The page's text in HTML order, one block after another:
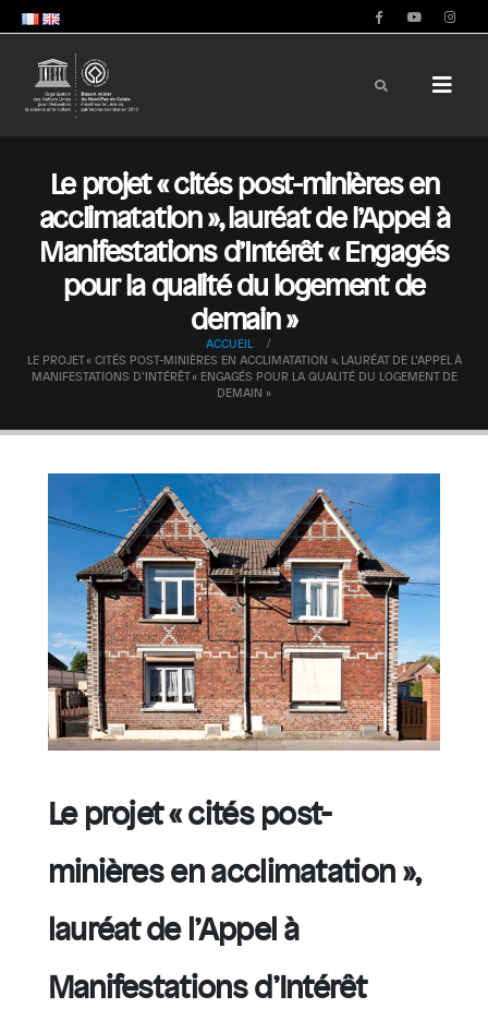
Le projet « cités post-minières en
acclimatation », lauréat de l’Appel à
Manifestations d’Intérêt « Engagés
pour la qualité du logement de
demain »
ACCUEIL
LE PROJET « CITÉS POST-MINIÈRES EN ACCLIMATATION », LAURÉAT DE L’APPEL À
MANIFESTATIONS D’INTÉRÊT « ENGAGÉS POUR LA QUALITÉ DU LOGEMENT DE
DEMAIN »
Le projet « cités post-
minières en acclimatation »,
lauréat de l’Appel à
Manifestations d’Intérêt